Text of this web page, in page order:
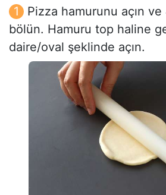
Pizza hamurunu açın
bölün. Hamuru top haline
daire/oval şeklinde açın.